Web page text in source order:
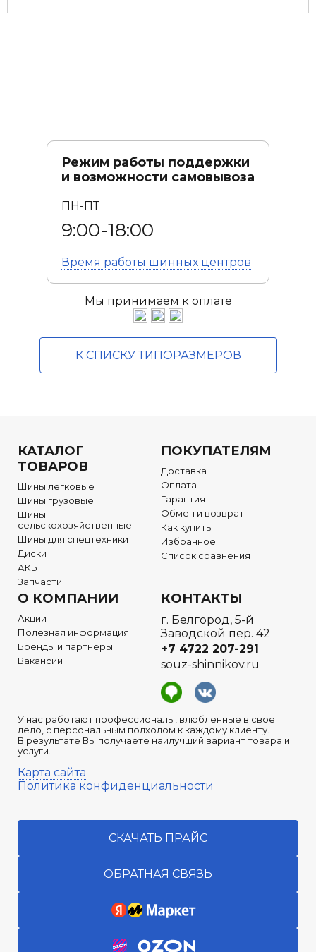
Режим работы поддержки
и возможности самовывоза
ПН-ПТ
9:00-18:00
Время работы шинных центров
Мы принимаем к оплате
К СПИСКУ ТИПОРАЗМЕРОВ
КАТАЛОГ
ТОВАРОВ
Шины легковые
Шины грузовые
Шины
сельскохозяйственные
Шины для спецтехники
Диски
АКБ
Запчасти
ПОКУПАТЕЛЯМ
Доставка
Оплата
Гарантия
Обмен и возврат
Как купить
Избранное
Список сравнения
О КОМПАНИИ
Акции
Полезная информация
Бренды и партнеры
Вакансии
У нас работают профессионалы, влюбленные в свое
дело, с персональным подходом к каждому клиенту.
В результате Вы получаете наилучший вариант товара и
услуги.
Карта сайта
Политика конфиденциальности
КОНТАКТЫ
г. Белгород, 5-й
Заводской пер. 42
+7 4722 207-291
souz-shinnikov.ru
СКАЧАТЬ ПРАЙС
ОБРАТНАЯ СВЯЗЬ